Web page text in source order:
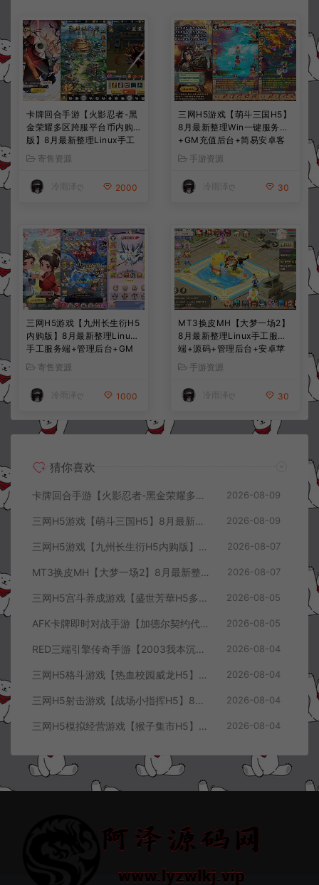
卡牌回合手游【火影忍者-黑
金荣耀多区跨服平台币内购
版】8月最新整理Linux手工
服务端+CDK授权后台+安卓
+详细搭建教程+视频教程
寄售资源
冷雨泽ღ 2000
三网H5游戏【萌斗三国H5】
8月最新整理Win一键服务端
+GM充值后台+简易安卓客
户端+详细搭建教程+视频教
手游资源
冷雨泽ღ 30
三网H5游戏【九州长生衍H5
内购版】8月最新整理Linux
手工服务端+管理后台+GM
授权后台+简易安卓客户端
+详细搭建教程+视频教程
寄售资源
冷雨泽ღ 1000
MT3换皮MH【大梦一场2】
8月最新整理Linux手工服务
端+源码+管理后台+安卓苹
果双端+详细搭建教程+视频
教程
手游资源
冷雨泽ღ 30
猜你喜欢
卡牌回合手游【火影忍者-黑金荣耀多区跨服平台币内购版】8月最新整理Linux手工服务端+CDK授权后台+安卓+详细搭建教程+视频教程 2026-08-09
三网H5游戏【萌斗三国H5】8月最新整理Win一键服务端+GM充值后台+简易安卓客户端+详细搭建教程+视频教程 2026-08-09
三网H5游戏【九州长生衍H5内购版】8月最新整理Linux手工服务端+管理后台+GM授权后台+简易安卓客户端+详细搭建教程+视频教程 2026-08-07
MT3换皮MH【大梦一场2】8月最新整理Linux手工服务端+源码+管理后台+安卓苹果双端+详细搭建教程+视频教程 2026-08-07
三网H5宫斗养成游戏【盛世芳華H5多区跨服代金券内购优化版】8月最新整理Linux手工服务端+CDK授权后台+全资源安卓+详细搭建教程+视频教程 2026-08-05
AFK卡牌即时对战手游【加德尔契约代金券内购修复版】8月最新整理Linux手工服务端+前后端全套源码+CDK授权后台+安卓苹果双端+详细搭建教程+视频教程 2026-08-05
RED三端引擎传奇手游【2003我本沉默三职业】8月最新整理Win一键服务端+PC安卓+详细搭建教程 2026-08-04
三网H5格斗游戏【热血校园威龙H5】8月最新整理Linux手工服务端+Win一键服务端+解压即玩+简易安卓客户端+详细搭建教程 2026-08-04
三网H5射击游戏【战场小指挥H5】8月最新整理Linux手工服务端+Win一键服务端+解压即玩+简易安卓客户端+详细搭建教程 2026-08-04
三网H5模拟经营游戏【猴子集市H5】8月最新整理Linux手工服务端+Win一键服务端+解压即玩+简易安卓客户端+详细搭建教程 2026-08-04